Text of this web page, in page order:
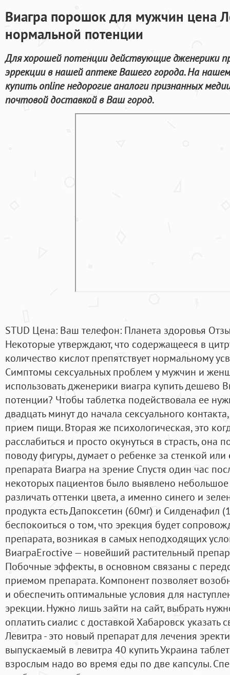
Виагра порошок для мужчин цена
нормальной потенции
Для хорошей потенции действующие дженерики
эррекции в нашей аптеке Вашего города. На
купить online недорогие аналоги признанных
почтовой доставкой в Ваш город.
STUD Цена: Ваш телефон: Планета здоровья
Некоторые утверждают, что содержащееся в
количество кислот препятствует нормальному
Симптомы сексуальных проблем у мужчин и
использовать дженерики виагра купить дешево
потенции? Чтобы таблетка подействовала ее
двадцать минут до начала сексуального
прием пищи. Вторая же психологическая, это
расслабиться и просто окунуться в страсть, она
поводу фигуры, думает о ребенке за стенкой
препарата Виагра на зрение Спустя один час
некоторых пациентов было выявлено
различать оттенки цвета, а именно синего и
продукта есть Дапоксетин (60мг) и Силденафил
беспокоиться о том, что эрекция будет
препарата, возникая в самых неподходящих
ВиаграEroctive — новейший растительный
Побочные эффекты, в основном связаны с
приемом препарата. Компонент позволяет
и обеспечить оптимальные условия для
эрекции. Нужно лишь зайти на сайт, выбрать
оплатить сиалис с доставкой Хабаровск указать
Левитра - это новый препарат для лечения
выпускаемый в левитра 40 купить Украина
взрослым надо во время еды по две капсулы.